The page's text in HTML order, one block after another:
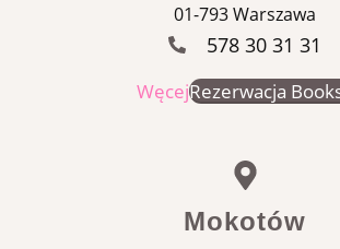
01-793 Warszawa
578 30 31 31
WęcejRezerwacja
Mokotów